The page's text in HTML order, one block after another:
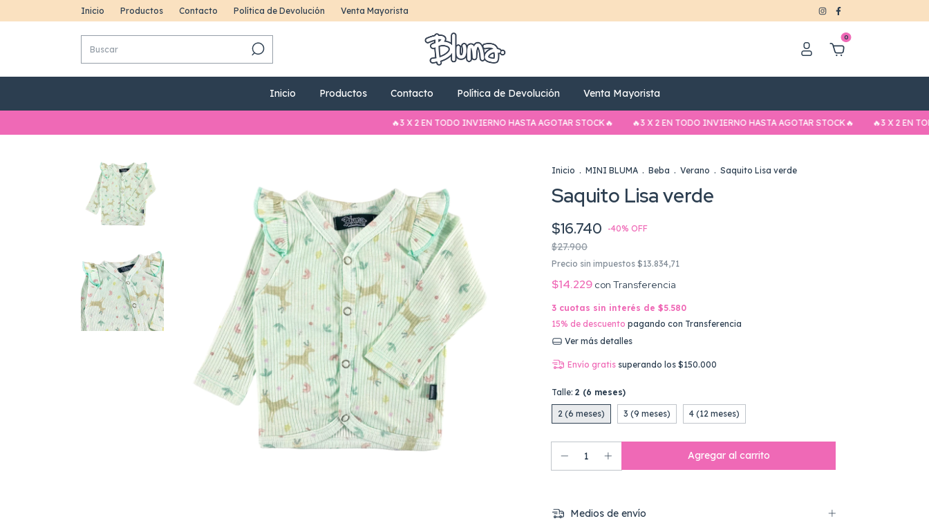
Inicio Productos Contacto Política de Devolución Venta Mayorista
0
Inicio Productos Contacto Política de Devolución Venta Mayorista
🔥3 X 2 EN TODO INVIERNO HASTA AGOTAR STOCK🔥 🔥3 X 2 EN TODO INVIERNO HASTA AGOTAR STOCK🔥 🔥3 X 2 EN TODO
Inicio . MINI BLUMA . Beba . Verano . Saquito Lisa verde
Saquito Lisa verde
$16.740 -40% OFF
$27.900
Precio sin impuestos $13.834,71
$14.229 con Transferencia
3 cuotas sin interés de $5.580
15% de descuento pagando con Transferencia
Ver más detalles
Envío gratis superando los $150.000
Talle: 2 (6 meses)
2 (6 meses) 3 (9 meses) 4 (12 meses)
Medios de envío